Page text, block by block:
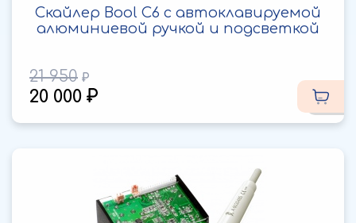
Скайлер Bool С6 с автоклавируемой
алюминиевой ручкой и подсветкой
21 950
20 000